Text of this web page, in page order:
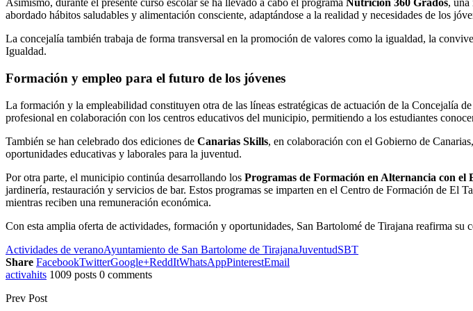
Asimismo, durante el presente curso escolar se ha llevado a cabo el programa Nutrición 360 Grados, una
abordado hábitos saludables y alimentación consciente, adaptándose a la realidad y necesidades de los
La concejalía también trabaja de forma transversal en la promoción de valores como la igualdad, la
Igualdad.
Formación y empleo para el futuro de los jóvenes
La formación y la empleabilidad constituyen otra de las líneas estratégicas de actuación de la Concejalía
profesional en colaboración con los centros educativos del municipio, permitiendo a los estudiantes
También se han celebrado dos ediciones de Canarias Skills, en colaboración con el Gobierno de
oportunidades educativas y laborales para la juventud.
Por otra parte, el municipio continúa desarrollando los Programas de Formación en Alternancia con el
jardinería, restauración y servicios de bar. Estos programas se imparten en el Centro de Formación de
mientras reciben una remuneración económica.
Con esta amplia oferta de actividades, formación y oportunidades, San Bartolomé de Tirajana reafirma
Actividades de veranoAyuntamiento de San Bartolome de TirajanaJuventudSBT
Share FacebookTwitterGoogle+ReddItWhatsAppPinterestEmail
activahits 1009 posts 0 comments
Prev Post